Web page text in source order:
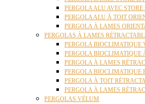
PERGOLA ALU AVEC
PERGOLA ALU À TOIT
PERGOLA À LAMES
PERGOLAS À LAMES
PERGOLA BIOCLIMATIQUE
PERGOLA BIOCLIMATIQUE
PERGOLA À LAMES
PERGOLA BIOCLIMATIQUE
PERGOLA À TOIT
PERGOLA À LAMES
PERGOLAS VÉLUM